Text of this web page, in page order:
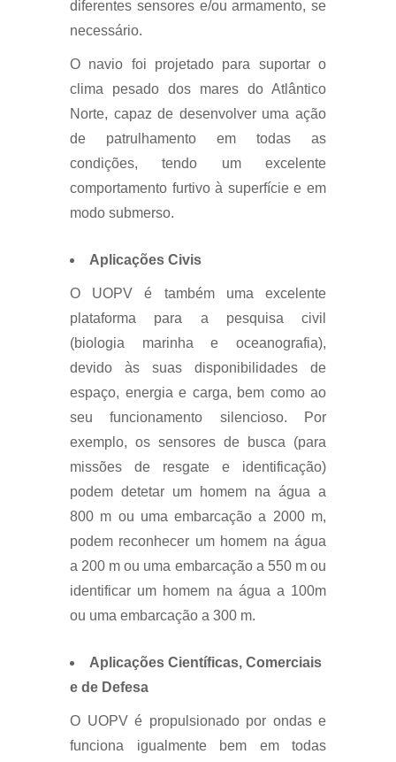
diferentes sensores e/ou armamento, se
necessário.
O navio foi projetado para suportar o
clima pesado dos mares do Atlântico
Norte, capaz de desenvolver uma ação
de patrulhamento em todas as
condições, tendo um excelente
comportamento furtivo à superfície e em
modo submerso.
Aplicações Civis
O UOPV é também uma excelente
plataforma para a pesquisa civil
(biologia marinha e oceanografia),
devido às suas disponibilidades de
espaço, energia e carga, bem como ao
seu funcionamento silencioso. Por
exemplo, os sensores de busca (para
missões de resgate e identificação)
podem detetar um homem na água a
800 m ou uma embarcação a 2000 m,
podem reconhecer um homem na água
a 200 m ou uma embarcação a 550 m ou
identificar um homem na água a 100m
ou uma embarcação a 300 m.
Aplicações Científicas, Comerciais
e de Defesa
O UOPV é propulsionado por ondas e
funciona igualmente bem em todas